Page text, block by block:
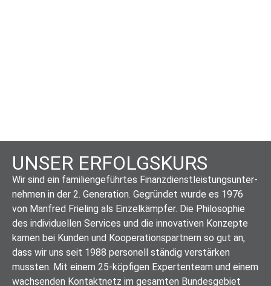
UNSER ERFOLGSKURS
Wir sind ein familiengeführtes Finanzdienstleistungsunter­
nehmen in der 2. Generation. Gegründet wurde es 1976
von Manfred Frieling als Einzelkämpfer. Die Philosophie
des individuellen Services und die innovativen Konzepte
kamen bei Kunden und Kooperationspartnern so gut an,
dass wir uns seit 1988 personell ständig verstärken
mussten. Mit einem 25-köpfigen Expertenteam und einem
wachsen­den Kontaktnetz im gesamten Bundesgebiet